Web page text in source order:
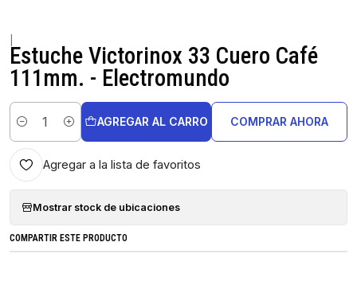
Estuche Victorinox 33 Cuero Café
111mm. - Electromundo
Cantidad
AGREGAR AL CARRO COMPRAR AHORA
Agregar a la lista de favoritos
Mostrar stock de ubicaciones
COMPARTIR ESTE PRODUCTO